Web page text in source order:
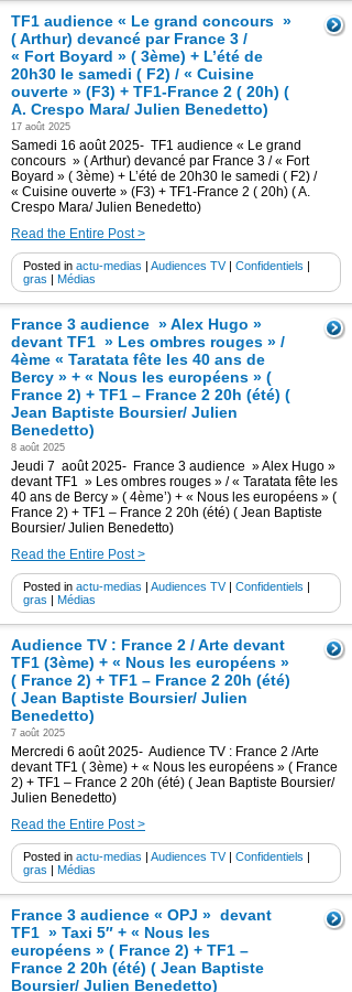
TF1 audience « Le grand concours »
( Arthur) devancé par France 3 /
« Fort Boyard » ( 3ème) + L’été de
20h30 le samedi ( F2) / « Cuisine
ouverte » (F3) + TF1-France 2 ( 20h) (
A. Crespo Mara/ Julien Benedetto)
17 août 2025
Samedi 16 août 2025- TF1 audience « Le grand
concours » ( Arthur) devancé par France 3 / « Fort
Boyard » ( 3ème) + L’été de 20h30 le samedi ( F2) /
« Cuisine ouverte » (F3) + TF1-France 2 ( 20h) ( A.
Crespo Mara/ Julien Benedetto)
Read the Entire Post >
Posted in actu-medias | Audiences TV| Confidentiels |
gras | Médias
France 3 audience » Alex Hugo »
devant TF1 » Les ombres rouges » /
4ème « Taratata fête les 40 ans de
Bercy » + « Nous les européens » (
France 2) + TF1 – France 2 20h (été) (
Jean Baptiste Boursier/ Julien
Benedetto)
8 août 2025
Jeudi 7 août 2025- France 3 audience » Alex Hugo »
devant TF1 » Les ombres rouges » / « Taratata fête les
40 ans de Bercy » ( 4ème’) + « Nous les européens » (
France 2) + TF1 – France 2 20h (été) ( Jean Baptiste
Boursier/ Julien Benedetto)
Read the Entire Post >
Posted in actu-medias | Audiences TV| Confidentiels |
gras | Médias
Audience TV : France 2 / Arte devant
TF1 (3ème) + « Nous les européens »
( France 2) + TF1 – France 2 20h (été)
( Jean Baptiste Boursier/ Julien
Benedetto)
7 août 2025
Mercredi 6 août 2025- Audience TV : France 2 /Arte
devant TF1 ( 3ème) + « Nous les européens » ( France
2) + TF1 – France 2 20h (été) ( Jean Baptiste Boursier/
Julien Benedetto)
Read the Entire Post >
Posted in actu-medias | Audiences TV| Confidentiels |
gras | Médias
France 3 audience « OPJ » devant
TF1 » Taxi 5″ + « Nous les
européens » ( France 2) + TF1 –
France 2 20h (été) ( Jean Baptiste
Boursier/ Julien Benedetto)